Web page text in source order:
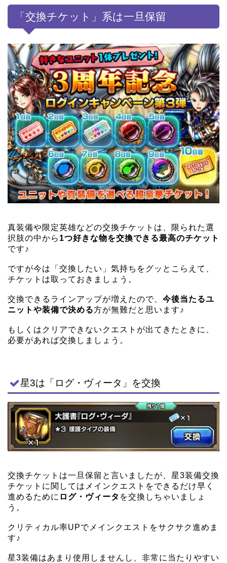
「交換チケット」系は一旦保留
真装備や限定英雄などの交換チケットは、限られた選
択肢の中から 1つ好きな物を交換できる最高のチケット
です♪
ですが今は「交換したい」気持ちをグッとこらえて、
チケットは取っておきましょう。
交換できるラインアップが増えたので、 今後当たるユ
ニットや装備で決める方が無難だと思います♪
もしくはクリアできないクエストが出てきたときに、
必要があれば交換しましょう。
星3は「ログ・ヴィータ」を交換
交換チケットは一旦保留と言いましたが、星3装備交換
チケットに関してはメインクエストをできるだけ早く
進めるために ログ・ヴィータ を交換しちゃいましょ
う。
クリティカル率UPでメインクエストをサクサク進めま
す♪
星3装備はあまり使用しませんし、非常に当たりやすい